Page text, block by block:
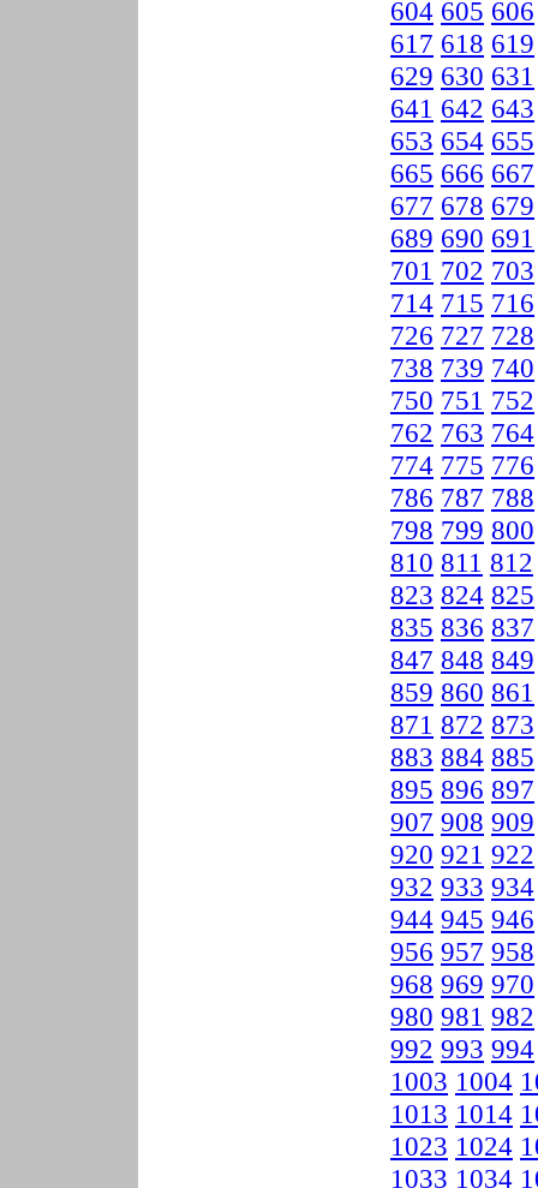
604 605 606
617 618 619
629 630 631
641 642 643
653 654 655
665 666 667
677 678 679
689 690 691
701 702 703
714 715 716
726 727 728
738 739 740
750 751 752
762 763 764
774 775 776
786 787 788
798 799 800
810 811 812
823 824 825
835 836 837
847 848 849
859 860 861
871 872 873
883 884 885
895 896 897
907 908 909
920 921 922
932 933 934
944 945 946
956 957 958
968 969 970
980 981 982
992 993 994
1003 1004
1013 1014
1023 1024
1033 1034